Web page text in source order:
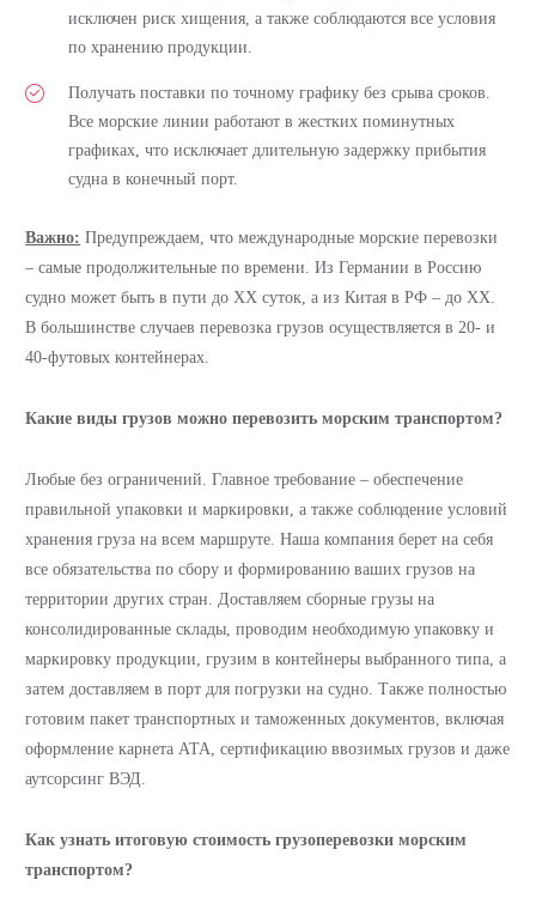
исключен риск хищения, а также соблюдаются все условия
по хранению продукции.
Получать поставки по точному графику без срыва сроков.
Все морские линии работают в жестких поминутных
графиках, что исключает длительную задержку прибытия
судна в конечный порт.
Важно: Предупреждаем, что международные морские перевозки
– самые продолжительные по времени. Из Германии в Россию
судно может быть в пути до ХХ суток, а из Китая в РФ – до ХХ.
В большинстве случаев перевозка грузов осуществляется в 20- и
40-футовых контейнерах.
Какие виды грузов можно перевозить морским транспортом?
Любые без ограничений. Главное требование – обеспечение
правильной упаковки и маркировки, а также соблюдение условий
хранения груза на всем маршруте. Наша компания берет на себя
все обязательства по сбору и формированию ваших грузов на
территории других стран. Доставляем сборные грузы на
консолидированные склады, проводим необходимую упаковку и
маркировку продукции, грузим в контейнеры выбранного типа, а
затем доставляем в порт для погрузки на судно. Также полностью
готовим пакет транспортных и таможенных документов, включая
оформление карнета АТА, сертификацию ввозимых грузов и даже
аутсорсинг ВЭД.
Как узнать итоговую стоимость грузоперевозки морским
транспортом?